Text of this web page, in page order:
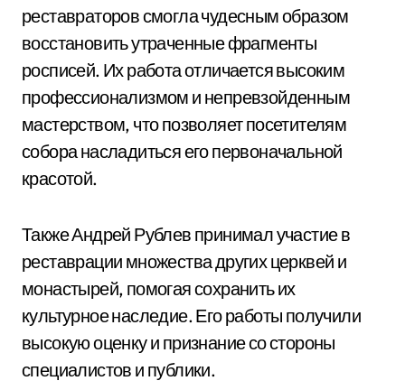
реставраторов смогла чудесным образом
восстановить утраченные фрагменты
росписей. Их работа отличается высоким
профессионализмом и непревзойденным
мастерством, что позволяет посетителям
собора насладиться его первоначальной
красотой.
Также Андрей Рублев принимал участие в
реставрации множества других церквей и
монастырей, помогая сохранить их
культурное наследие. Его работы получили
высокую оценку и признание со стороны
специалистов и публики.